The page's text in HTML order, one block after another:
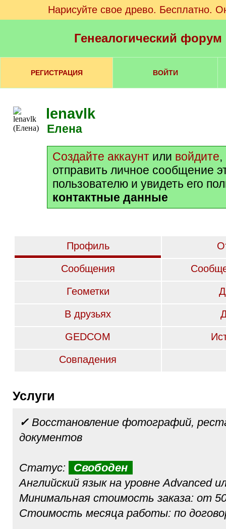
Нарисуйте свое древо. Бесплатно.
Генеалогический
РЕГИСТРАЦИЯ ВОЙТИ
lenavlk
Елена
Создайте аккаунт или войдите,
отправить личное сообщение
пользователю и увидеть его
контактные данные
Профиль
Сообщения
Геометки
В друзьях
GEDCOM
Совпадения
Услуги
✓ Восстановление фотографий,
документов
Статус:
Свободен
Английский язык на уровне Advanced
Минимальная стоимость заказа: от
Стоимость месяца работы: по